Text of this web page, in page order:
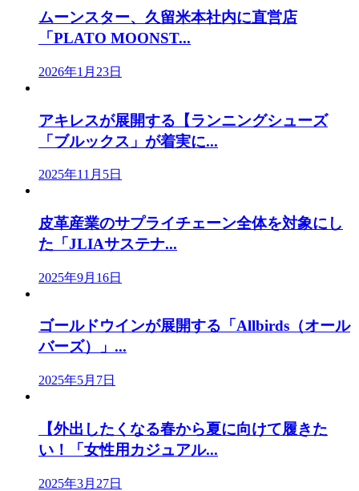
ムーンスター、久留米本社内に直営店
「PLATO MOONST...
2026年1月23日
アキレスが展開する【ランニングシューズ
「ブルックス」が着実に...
2025年11月5日
皮革産業のサプライチェーン全体を対象にし
た「JLIAサステナ...
2025年9月16日
ゴールドウインが展開する「Allbirds（オール
バーズ）」...
2025年5月7日
【外出したくなる春から夏に向けて履きた
い！「女性用カジュアル...
2025年3月27日